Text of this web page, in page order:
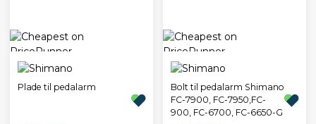
Plade til pedalarm
Bolt til pedalarm Shimano
FC-7900, FC-7950,FC-
900, FC-6700, FC-6650-G